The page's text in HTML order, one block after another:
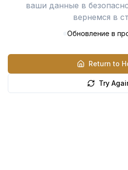
ваши данные в
вернемся в
Обновление в
Return to
Try